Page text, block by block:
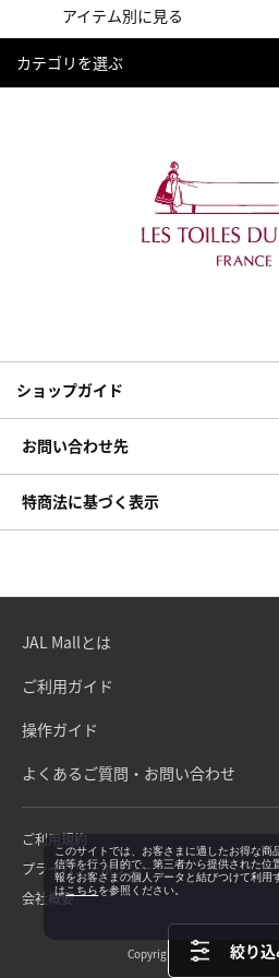
アイテム別に見る
カテゴリを選ぶ
絞り
ショップガイド
お問い合わせ先
特商法に基づく表示
JAL Mallとは
ご利用ガイド
操作ガイド
よくあるご質問・お問い合わせ
ご利用規約
プライバシーポリシー
会社概要
Copyright©Japan Airlines.
このサイトでは、お客さまに適したお得な商
信等を行う目的で、第三者から提供された位
報をお客さまの個人データと結びつけて利用
はこちらを参照ください。